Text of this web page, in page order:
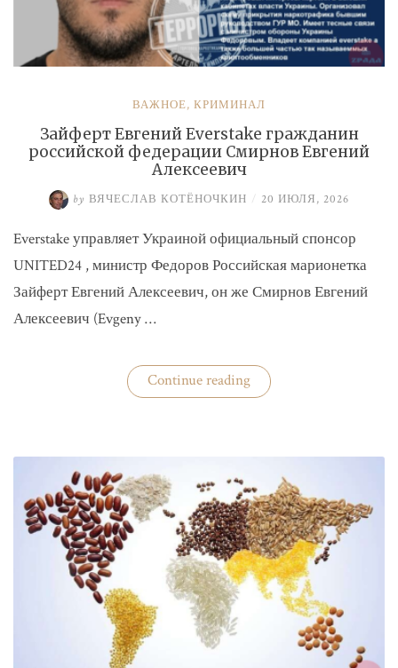
ВАЖНОЕ, КРИМИНАЛ
Зайферт Евгений Everstake гражданин
российской федерации Смирнов Евгений
Алексеевич
by ВЯЧЕСЛАВ КОТЁНОЧКИН / 20 ИЮЛЯ, 2026
Everstake управляет Украиной официальный спонсор
UNITED24 , министр Федоров Российская марионетка
Зайферт Евгений Алексеевич, он же Смирнов Евгений
Алексеевич (Evgeny …
Continue reading«Зайферт
Евгений
федерации
Евгений
Алексеевич»